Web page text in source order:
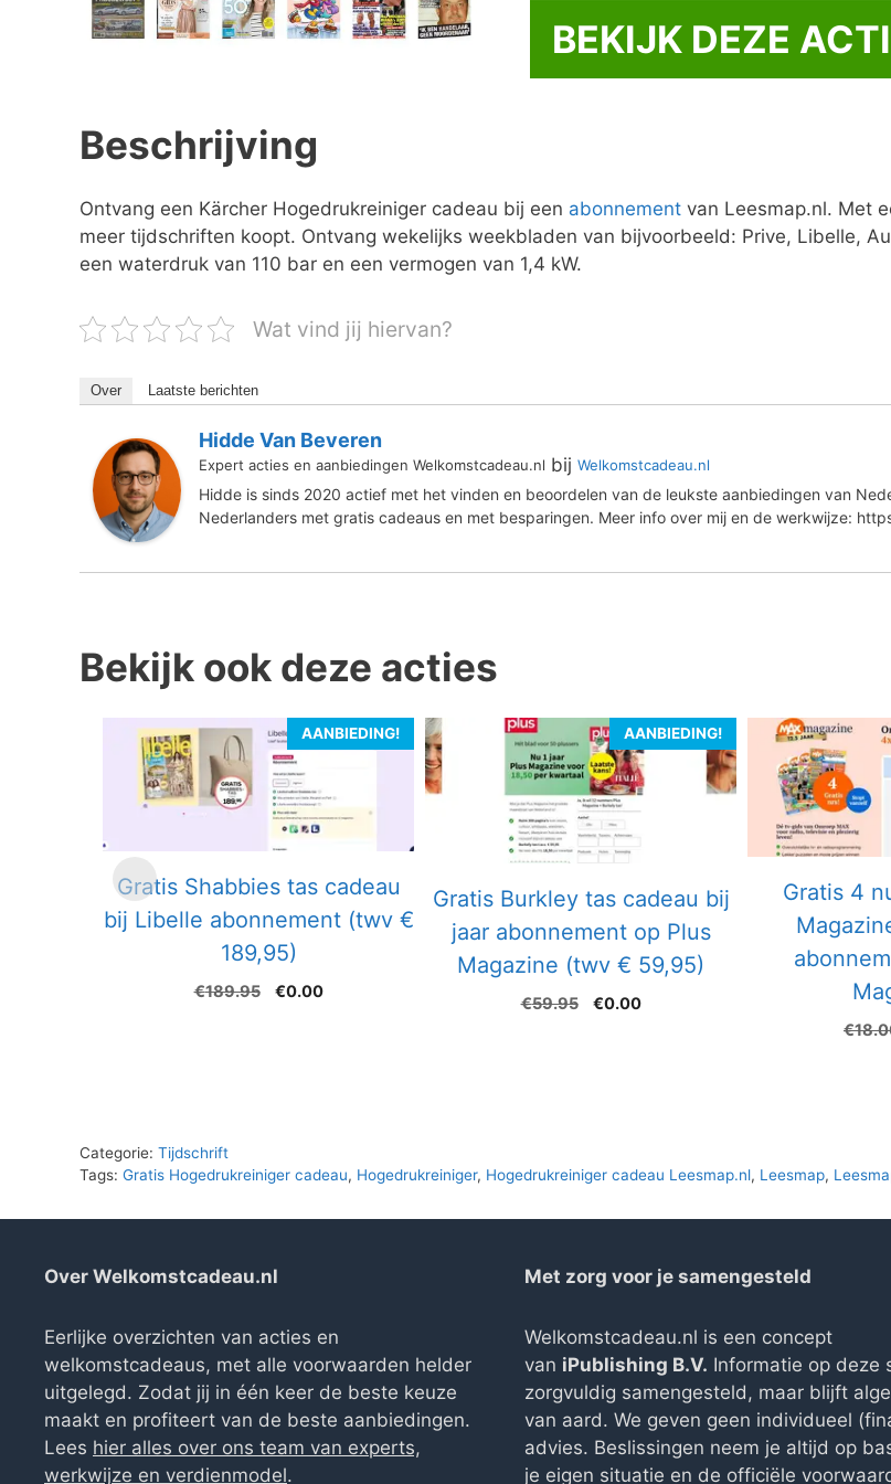
BEKIJK DEZE
Beschrijving
Ontvang een Kärcher Hogedrukreiniger cadeau bij een abonnement van Leesmap.nl. Met
meer tijdschriften koopt. Ontvang wekelijks weekbladen van bijvoorbeeld: Prive, Libelle,
een waterdruk van 110 bar en een vermogen van 1,4 kW.
Wat vind jij hiervan?
Over Laatste berichten
Hidde Van Beveren
Expert acties en aanbiedingen Welkomstcadeau.nl bij Welkomstcadeau.nl
Hidde is sinds 2020 actief met het vinden en beoordelen van de leukste aanbiedingen van
Nederlanders met gratis cadeaus en met besparingen. Meer info over mij en de werkwijze:
Bekijk ook deze acties
AANBIEDING!
Gratis Shabbies tas cadeau
bij Libelle abonnement (twv €
189,95)
€189.95
Oorspronkelijke
€0.00Huidige
AANBIEDING!
Gratis Burkley tas cadeau bij
jaar abonnement op Plus
Magazine (twv € 59,95)
€59.95
Oorspronkelijke
€0.00Huidige
Gratis 4
€
Categorie: Tijdschrift
Tags: Gratis Hogedrukreiniger cadeau, Hogedrukreiniger, Hogedrukreiniger cadeau Leesmap.nl, Leesmap,
Over Welkomstcadeau.nl
Eerlijke overzichten van acties en
welkomstcadeaus, met alle voorwaarden helder
uitgelegd. Zodat jij in één keer de beste keuze
maakt en profiteert van de beste aanbiedingen.
Lees hier alles over ons team van experts,
werkwijze en verdienmodel.
Met zorg voor je samengesteld
Welkomstcadeau.nl is een concept
van iPublishing B.V. Informatie op deze
zorgvuldig samengesteld, maar blijft
van aard. We geven geen individueel
advies. Beslissingen neem je altijd op
je eigen situatie en de officiële